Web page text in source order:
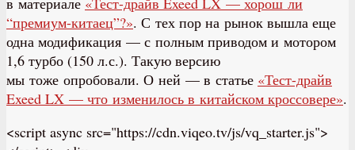
“премиум-китаец”?». С тех пор на рынок вышла еще
одна модификация — с полным приводом и мотором
1,6 турбо (150 л.с.). Такую версию
мы тоже опробовали. О ней — в статье «Тест-драйв
Exeed LX — что изменилось в китайском кроссовере».
<script async src="https://cdn.viqeo.tv/js/vq_starter.js">